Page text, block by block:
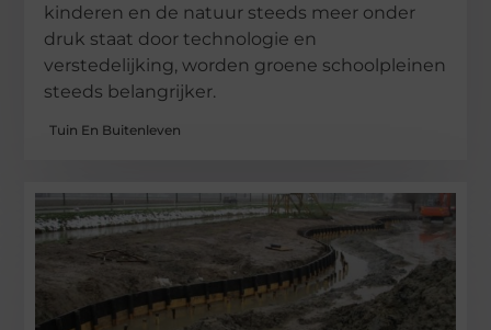
kinderen en de natuur steeds meer onder
druk staat door technologie en
verstedelijking, worden groene schoolpleinen
steeds belangrijker.
Tuin En Buitenleven